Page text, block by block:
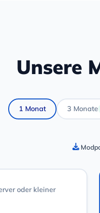
Unsere
1 Monat 3 Monate
oder kleiner